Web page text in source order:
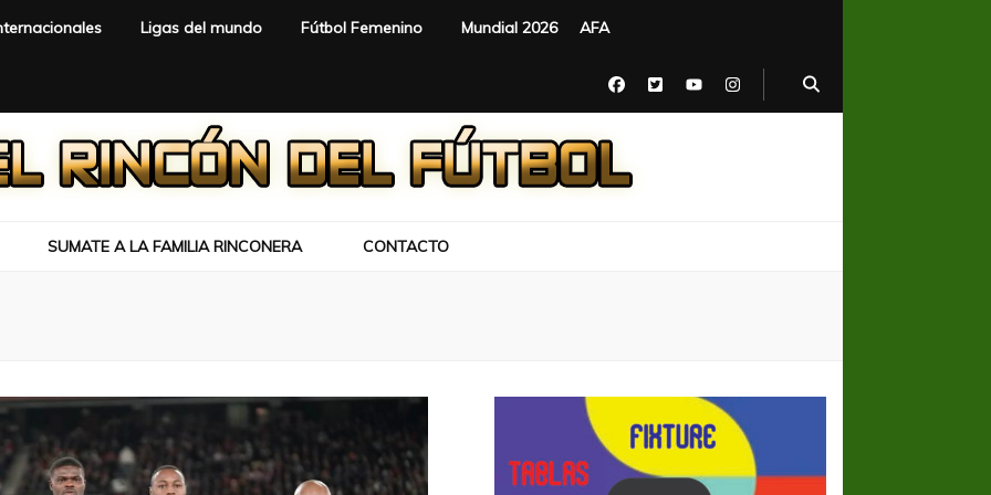
Ligas del mundo Fútbol Femenino Mundial 2026 AFA
SUMATE A LA FAMILIA RINCONERA CONTACTO